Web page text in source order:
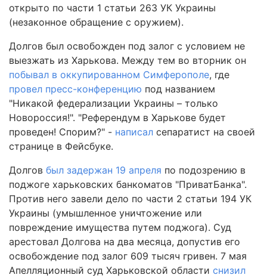
открыто по части 1 статьи 263 УК Украины
(незаконное обращение с оружием).
Долгов был освобожден под залог с условием не
выезжать из Харькова. Между тем во вторник он
побывал в оккупированном Симферополе, где
провел пресс-конференцию под названием
"Никакой федерализации Украины – только
Новороссия!". "Референдум в Харькове будет
проведен! Спорим?" - написал сепаратист на своей
странице в Фейсбуке.
Долгов был задержан 19 апреля по подозрению в
поджоге харьковских банкоматов "ПриватБанка".
Против него завели дело по части 2 статьи 194 УК
Украины (умышленное уничтожение или
повреждение имущества путем поджога). Суд
арестовал Долгова на два месяца, допустив его
освобождение под залог 609 тысяч гривен. 7 мая
Апелляционный суд Харьковской области снизил